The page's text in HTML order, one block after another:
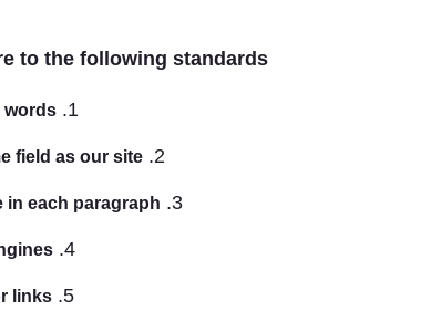
to the following standards
words
field as our site
in each paragraph
links